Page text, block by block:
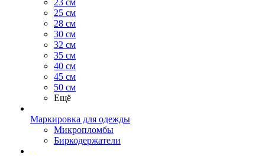
23 см
25 см
28 см
30 см
32 см
35 см
40 см
45 см
50 см
Ещё
Маркировка для одежды
Микропломбы
Биркодержатели